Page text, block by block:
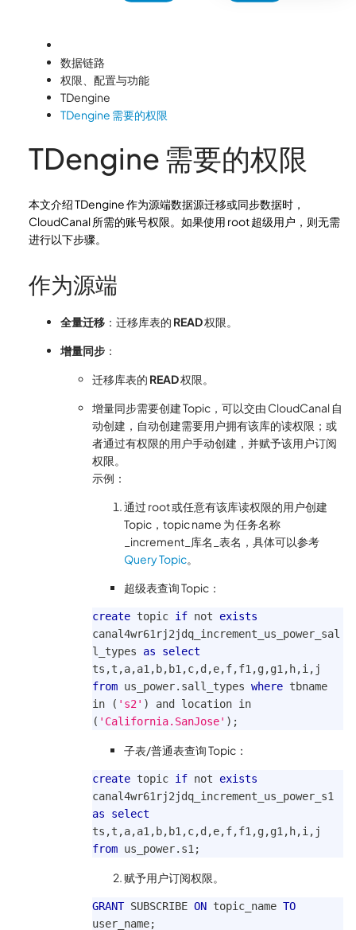
数据链路
权限、配置与功能
TDengine
TDengine 需要的权限
TDengine 需要的权限
本文介绍 TDengine 作为源端数据源迁移或同步数据时，
CloudCanal 所需的账号权限。如果使用 root 超级用户，则无需
进行以下步骤。
作为源端
全量迁移 ：迁移库表的 READ权限。
增量同步 ：
迁移库表的 READ权限。
增量同步需要创建 Topic，可以交由 CloudCanal 自
动创建，自动创建需要用户拥有该库的读权限；或
者通过有权限的用户手动创建，并赋予该用户订阅
权限。
示例：
通过 root 或任意有该库读权限的用户创建
Topic，topic name 为 任务名称
_increment_库名_表名，具体可以参考
Query Topic。
超级表查询 Topic：
create topic if not
exists
canal4wr61rj2jdq_increment_us_power_sal
l_types as
select
ts ,t ,a,a1 , b, b1 ,c,d ,e,f,f1 ,g,g1 , h,i ,
from us_power. sall_types where
in
( 's2' ) and location in
( 'California.SanJose' ) ;
子表/普通表查询 Topic：
create topic if not
exists
as
select
ts ,t ,a,a1 , b, b1 ,c,d ,e,f,f1 ,g,g1 , h,i ,
from us_power. s1 ;
赋予用户订阅权限。
GRANT SUBSCRIBE ON topic_name TO
user_name;